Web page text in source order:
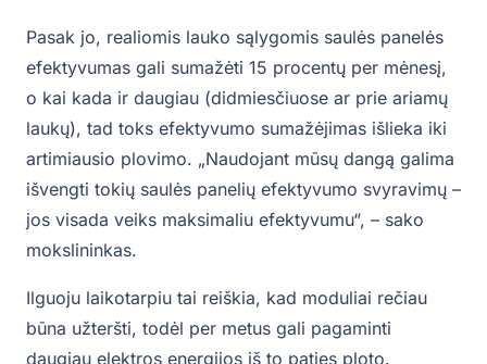
Pasak jo, realiomis lauko sąlygomis saulės panelės
efektyvumas gali sumažėti 15 procentų per mėnesį,
o kai kada ir daugiau (didmiesčiuose ar prie ariamų
laukų), tad toks efektyvumo sumažėjimas išlieka iki
artimiausio plovimo. „Naudojant mūsų dangą galima
išvengti tokių saulės panelių efektyvumo svyravimų –
jos visada veiks maksimaliu efektyvumu“, – sako
mokslininkas.
Ilguoju laikotarpiu tai reiškia, kad moduliai rečiau
būna užteršti, todėl per metus gali pagaminti
daugiau elektros energijos iš to paties ploto.